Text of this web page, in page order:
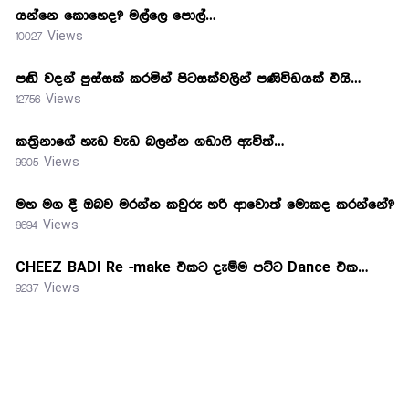
යන්නෙ කොහෙද? මල්ලෙ පොල්…
10027 Views
පඬි වදන් පුස්සක් කරමින් පිටසක්වලින් පණිවිඩයක් එයි…
12756 Views
කත්‍රිනාගේ හැඩ වැඩ බලන්න ගඩාෆි ඇවිත්…
9905 Views
මහ මග දී ඔබව මරන්න කවුරු හරි ආවොත් මොකද කරන්නේ?
8694 Views
CHEEZ BADI Re -make එකට දැම්ම පට්ට Dance එක…
9237 Views